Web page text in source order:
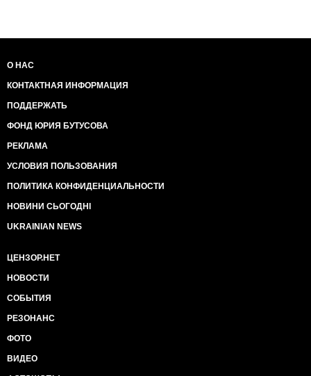
О НАС
КОНТАКТНАЯ ИНФОРМАЦИЯ
ПОДДЕРЖАТЬ
ФОНД ЮРИЯ БУТУСОВА
РЕКЛАМА
УСЛОВИЯ ПОЛЬЗОВАНИЯ
ПОЛИТИКА КОНФИДЕНЦИАЛЬНОСТИ
НОВИНИ СЬОГОДНІ
UKRAINIAN NEWS
ЦЕНЗОР.НЕТ
НОВОСТИ
СОБЫТИЯ
РЕЗОНАНС
ФОТО
ВИДЕО